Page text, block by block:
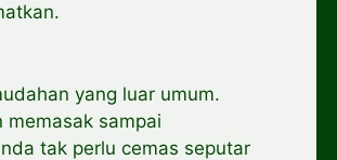
yang luar umum.
memasak sampai
tak perlu cemas seputar